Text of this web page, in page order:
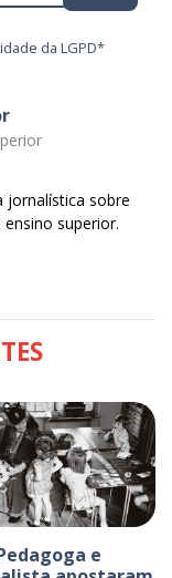
da LGPD*
jornalística sobre
superior.
e